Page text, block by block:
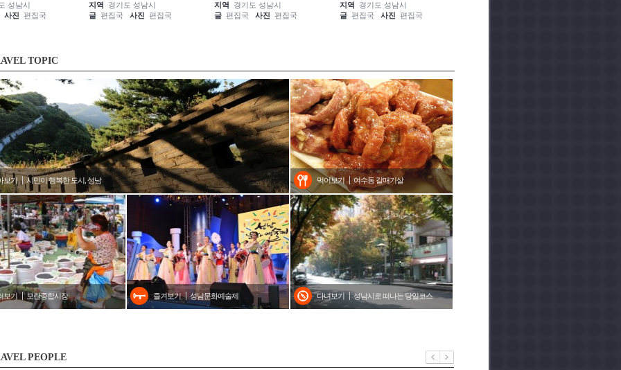
성남시
진 편집국
지역
경기도 성남시
글 편집국 사진 편집국
지역
경기도 성남시
글 편집국 사진 편집국
지역
경기도 성남시
글 편집국 사진 편집국
TOPIC
보기 시민이 행복한 도시, 성남
다녀보기 성남시로 떠나는 당일코스
보기 모란종합시장 즐겨보기 성남문화예술제
먹어보기 여수동 갈매기살
PEOPLE